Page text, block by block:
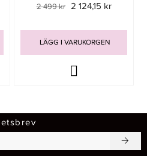
2 499 kr 2 124,15 kr
LÄGG I VARUKORGEN